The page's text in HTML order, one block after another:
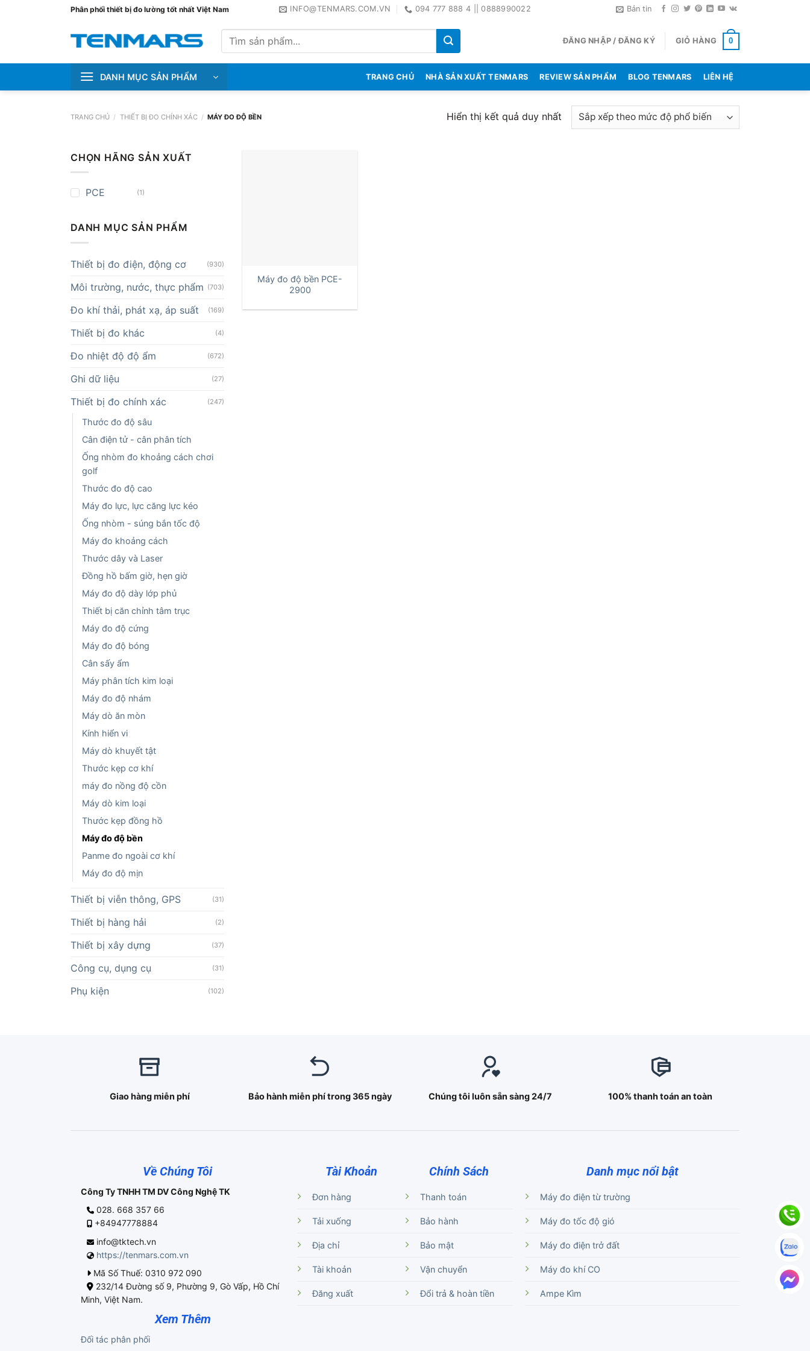
Phân phối thiết bị đo lường tốt nhất Việt Nam INFO@TENMARS.COM.VN 094 777 888 4 || 0888990022 Bản tin
kiếm:
ĐĂNG NHẬP / ĐĂNG KÝ GIỎ HÀNG 0
DANH MỤC SẢN PHẨM TRANG CHỦ NHÀ SẢN XUẤT TENMARS REVIEW SẢN PHẨM BLOG TENMARS LIÊN HỆ
TRANG CHỦ / THIẾT BỊ ĐO CHÍNH XÁC / MÁY ĐO ĐỘ BỀN Hiển thị kết quả duy nhất
CHỌN HÃNG SẢN XUẤT
PCE (1)
DANH MỤC SẢN PHẨM
Thiết bị đo điện, động cơ (930)
Môi trường, nước, thực phẩm (703)
Đo khí thải, phát xạ, áp suất (169)
Thiết bị đo khác (4)
Đo nhiệt độ độ ẩm (672)
Ghi dữ liệu (27)
Thiết bị đo chính xác (247)
Thước đo độ sâu
Cân điện tử - cân phân tích
Ống nhòm đo khoảng cách chơi
golf
Thước đo độ cao
Máy đo lực, lực căng lực kéo
Ống nhòm - súng bắn tốc độ
Máy đo khoảng cách
Thước dây và Laser
Đồng hồ bấm giờ, hẹn giờ
Máy đo độ dày lớp phủ
Thiết bị căn chỉnh tâm trục
Máy đo độ cứng
Máy đo độ bóng
Cân sấy ẩm
Máy phân tích kim loại
Máy đo độ nhám
Máy dò ăn mòn
Kính hiển vi
Máy dò khuyết tật
Thước kẹp cơ khí
máy đo nồng độ cồn
Máy dò kim loại
Thước kẹp đồng hồ
Máy đo độ bền
Panme đo ngoài cơ khí
Máy đo độ mịn
Thiết bị viễn thông, GPS (31)
Thiết bị hàng hải (2)
Thiết bị xây dựng (37)
Công cụ, dụng cụ (31)
Phụ kiện (102)
Máy đo độ bền PCE-
2900
Giao hàng miễn phí Bảo hành miễn phí trong 365 ngày Chúng tôi luôn sẵn sàng 24/7 100% thanh toán an toàn
Về Chúng Tôi
Công Ty TNHH TM DV Công Nghệ TK
028. 668 357 66
+84947778884
info@tktech.vn
https://tenmars.com.vn
Mã Số Thuế: 0310 972 090
232/14 Đường số 9, Phường 9, Gò Vấp, Hồ Chí
Minh, Việt Nam.
Xem Thêm
Đối tác phân phối
Tài Khoản
Đơn hàng
Tải xuống
Địa chỉ
Tài khoản
Đăng xuất
Chính Sách
Thanh toán
Bảo hành
Bảo mật
Vận chuyển
Đổi trả & hoàn tiền
Danh mục nổi bật
Máy đo điện từ trường
Máy đo tốc độ gió
Máy đo điện trở đất
Máy đo khí CO
Ampe Kìm